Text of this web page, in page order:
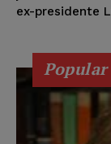
ex-presidente
Popular